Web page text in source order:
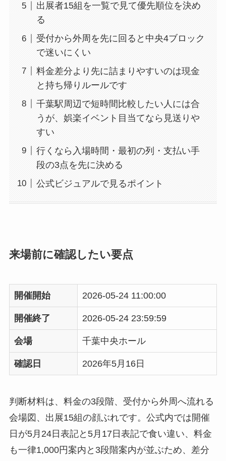
出展者15組を一覧で見て優先順位を決め
る
受付から外周を先に回ると中央4ブロック
で迷いにくい
料金差分より先に詰まりやすいのは現金
と持ち帰りルールです
千葉駅周辺で短時間比較したい人には合
うが、娯楽イベント目当てなら見送りや
すい
行くなら入場時間・最初の列・支払い手
段の3点を先に決める
公式ビジュアルで見るポイント
来場前に確認したい要点
開催開始 2026-05-24 11:00:00
開催終了 2026-05-24 23:59:59
会場 千葉中央ホール
確認日 2026年5月16日
判断材料は、料金の3段階、受付から外周へ流れる
会場図、出展15組の顔ぶれです。公式内では開催
日が5月24日表記と5月17日表記で食い違い、料金
も一律1,000円案内と3段階案内が並ぶため、差分